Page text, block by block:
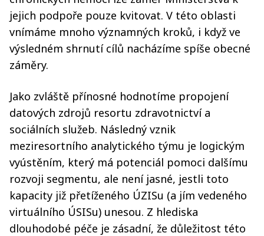
jejich podpoře pouze kvitovat. V této oblasti
vnímáme mnoho významných kroků, i když ve
výsledném shrnutí cílů nacházíme spíše obecné
záměry.
Jako zvláště přínosné hodnotíme propojení
datových zdrojů resortu zdravotnictví a
sociálních služeb. Následný vznik
meziresortního analytického týmu je logickým
vyústěním, který má potenciál pomoci dalšímu
rozvoji segmentu, ale není jasné, jestli toto
kapacity již přetíženého ÚZISu (a jím vedeného
virtuálního ÚSISu) unesou. Z hlediska
dlouhodobé péče je zásadní, že důležitost této